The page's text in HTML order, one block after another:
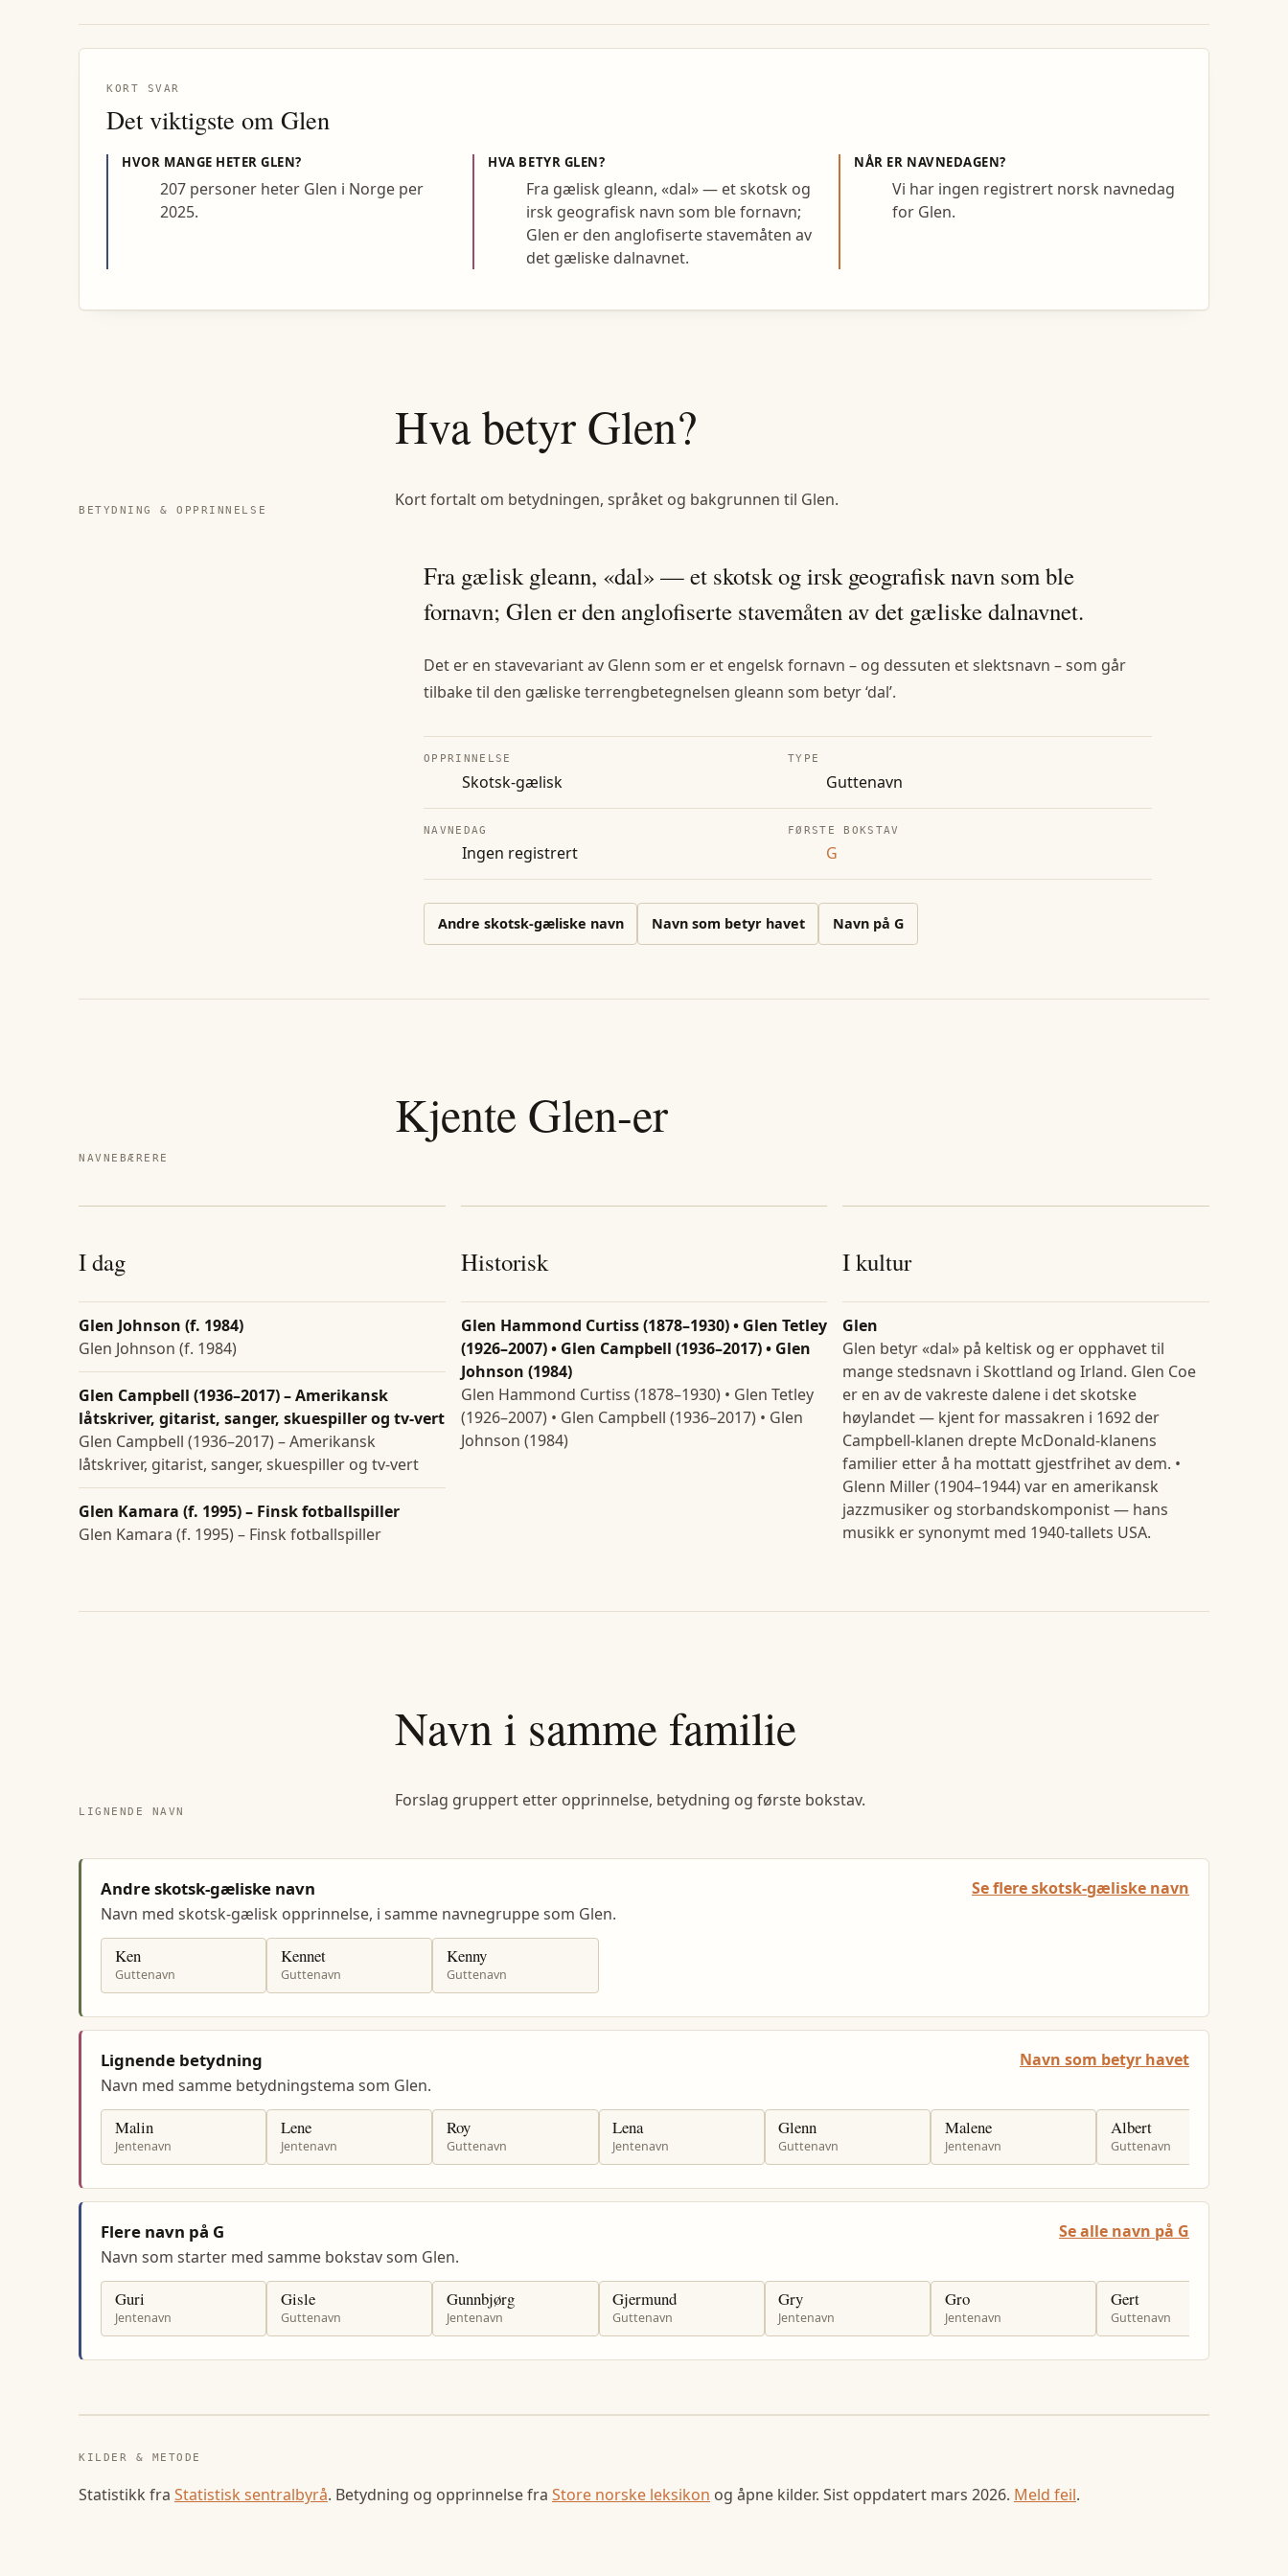
KORT SVAR
Det viktigste om Glen
HVOR MANGE HETERGLEN?
207 personer heter Glen i Norge per
2025.
HVA BETYR GLEN?
Fra gælisk gleann, «dal» — et skotsk og
irsk geografisk navn som ble fornavn;
Glen er den anglofiserte stavemåten av
det gæliske dalnavnet.
NÅR ER NAVNEDAGEN?
Vi har ingen registrert norsk navnedag
for Glen.
BETYDNING & OPPRINNELSE
Hva betyr Glen?
Kort fortalt om betydningen, språket og bakgrunnen til Glen.
Fra gælisk gleann, «dal» — et skotsk og irsk geografisk navn som ble
fornavn; Glen er den anglofiserte stavemåten av det gæliske dalnavnet.
Det er en stavevariant av Glenn som er et engelsk fornavn – og dessuten et slektsnavn – som går
tilbake til den gæliske terrengbetegnelsen gleann som betyr ‘dal’.
OPPRINNELSE
Skotsk-gælisk
TYPE
Guttenavn
NAVNEDAG
Ingen registrert
FØRSTE BOKSTAV
G
Andre skotsk-gæliske navn Navn som betyr havet Navn på G
NAVNEBÆRERE
Kjente Glen-er
I dag
Glen Johnson (f. 1984)
Glen Johnson (f. 1984)
Glen Campbell (1936–2017) – Amerikansk
låtskriver, gitarist, sanger, skuespiller og tv-vert
Glen Campbell (1936–2017) – Amerikansk
låtskriver, gitarist, sanger, skuespiller og tv-vert
Glen Kamara (f. 1995) – Finsk fotballspiller
Glen Kamara (f. 1995) – Finsk fotballspiller
Historisk
Glen Hammond Curtiss (1878–1930) • Glen Tetley
(1926–2007) • Glen Campbell (1936–2017) • Glen
Johnson (1984)
Glen Hammond Curtiss (1878–1930) • Glen Tetley
(1926–2007) • Glen Campbell (1936–2017) • Glen
Johnson (1984)
I kultur
Glen
Glen betyr «dal» på keltisk og er opphavet til
mange stedsnavn i Skottland og Irland. Glen Coe
er en av de vakreste dalene i det skotske
høylandet — kjent for massakren i 1692 der
Campbell-klanen drepte McDonald-klanens
familier etter å ha mottatt gjestfrihet av dem. •
Glenn Miller (1904–1944) var en amerikansk
jazzmusiker og storbandskomponist — hans
musikk er synonymt med 1940-tallets USA.
LIGNENDE NAVN
Navn i samme familie
Forslag gruppert etter opprinnelse, betydning og første bokstav.
Andre skotsk-gæliske navn
Navn med skotsk-gælisk opprinnelse, i samme navnegruppe som Glen.
Se flere skotsk-gæliske navn
Ken
Guttenavn
Kennet
Guttenavn
Kenny
Guttenavn
Lignende betydning
Navn med samme betydningstema som Glen.
Navn som betyr havet
Malin
Jentenavn
Lene
Jentenavn
Roy
Guttenavn
Lena
Jentenavn
Glenn
Guttenavn
Malene
Jentenavn
Albert
Guttenavn
Flere navn på G
Navn som starter med samme bokstav som Glen.
Se alle navn på G
Guri
Jentenavn
Gisle
Guttenavn
Gunnbjørg
Jentenavn
Gjermund
Guttenavn
Gry
Jentenavn
Gro
Jentenavn
Gert
Guttenavn
KILDER & METODE
Statistikk fra Statistisk sentralbyrå. Betydning og opprinnelse fra Store norske leksikon og åpne kilder. Sist oppdatert mars 2026. Meld feil.